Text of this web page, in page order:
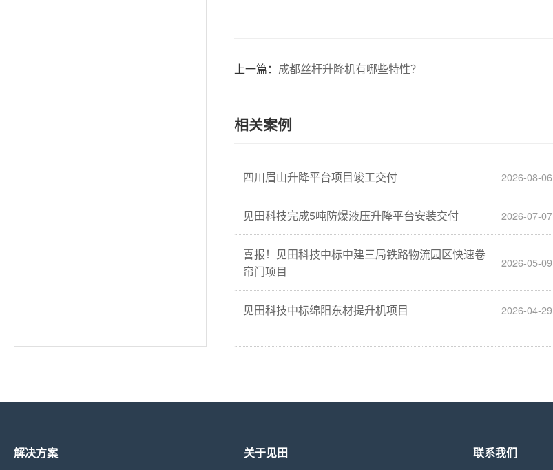
上一篇： 成都丝杆升降机有哪些特性？
相关案例
四川眉山升降平台项目竣工交付 2026-08-06
见田科技完成5吨防爆液压升降平台安装交付 2026-07-07
喜报！见田科技中标中建三局铁路物流园区快速卷
帘门项目
2026-05-09
见田科技中标绵阳东材提升机项目 2026-04-29
解决方案 关于见田 联系我们